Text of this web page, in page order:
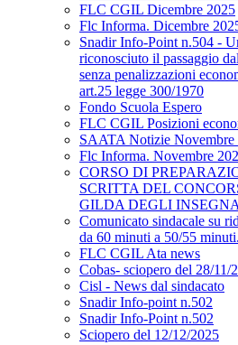
FLC CGIL Dicembre 2025
Flc Informa. Dicembre
Snadir Info-Point n.504 -
riconosciuto il passaggio
senza penalizzazioni
art.25 legge 300/1970
Fondo Scuola Espero
FLC CGIL Posizioni
SAATA Notizie Novembre
Flc Informa. Novembre
CORSO DI
SCRITTA DEL
GILDA DEGLI
Comunicato sindacale su
da 60 minuti a 50/55 minuti.
FLC CGIL Ata news
Cobas- sciopero del 28/11/
Cisl - News dal sindacato
Snadir Info-point n.502
Snadir Info-Point n.502
Sciopero del 12/12/2025